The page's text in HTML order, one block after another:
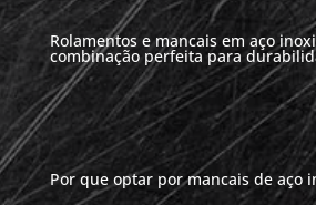
Rolamentos e mancais em aço
combinação perfeita para
Por que optar por mancais de aço